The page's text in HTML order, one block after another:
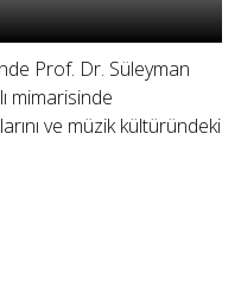
Prof. Dr. Süleyman
mimarisinde
ve müzik kültüründeki